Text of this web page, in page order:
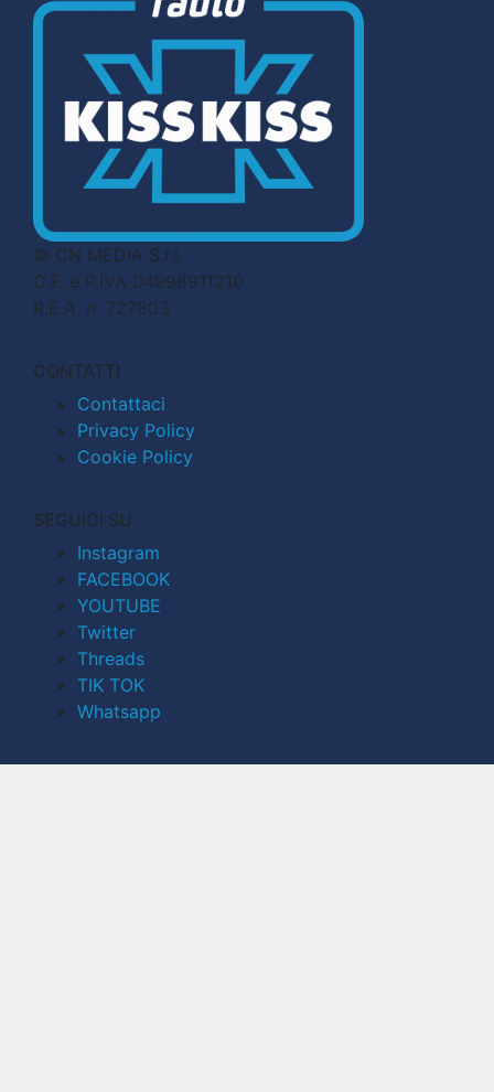
© CN MEDIA S.r.l.
C.F. e P.IVA 04998911210
R.E.A. n. 727803
CONTATTI
Contattaci
Privacy Policy
Cookie Policy
SEGUICI SU
Instagram
FACEBOOK
YOUTUBE
Twitter
Threads
TIK TOK
Whatsapp